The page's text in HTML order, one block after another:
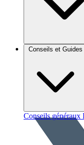
Brèves et actus
Conseils et Guides
Conseils généraux